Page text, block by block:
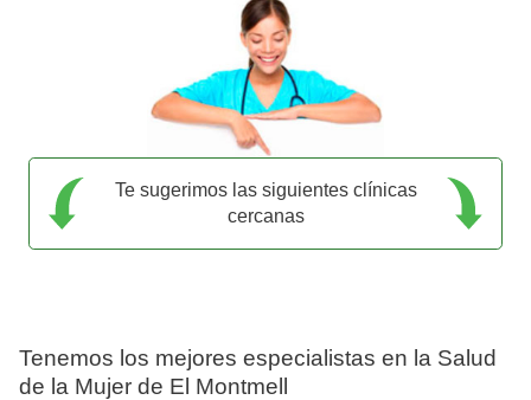
Te sugerimos las siguientes clínicas
cercanas
Tenemos los mejores especialistas en la Salud
de la Mujer de El Montmell